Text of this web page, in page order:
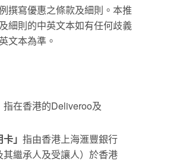
撰寫優惠之條款及細則。本推
細則的中英文本如有任何歧義
文本為準。
指在香港的Deliveroo及
卡」指由香港上海滙豐銀行
其繼承人及受讓人）於香港